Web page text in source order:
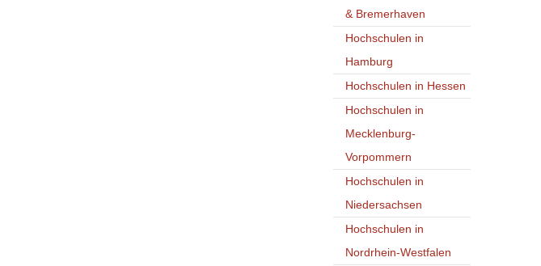
& Bremerhaven
Hochschulen in
Hamburg
Hochschulen in Hessen
Hochschulen in
Mecklenburg-
Vorpommern
Hochschulen in
Niedersachsen
Hochschulen in
Nordrhein-Westfalen